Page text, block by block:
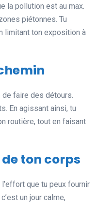
la pollution est au max.
piétonnes. Tu
limitant ton exposition à
faire des détours.
En agissant ainsi, tu
routière, tout en faisant
de ton corps
que tu peux fournir
un jour calme,